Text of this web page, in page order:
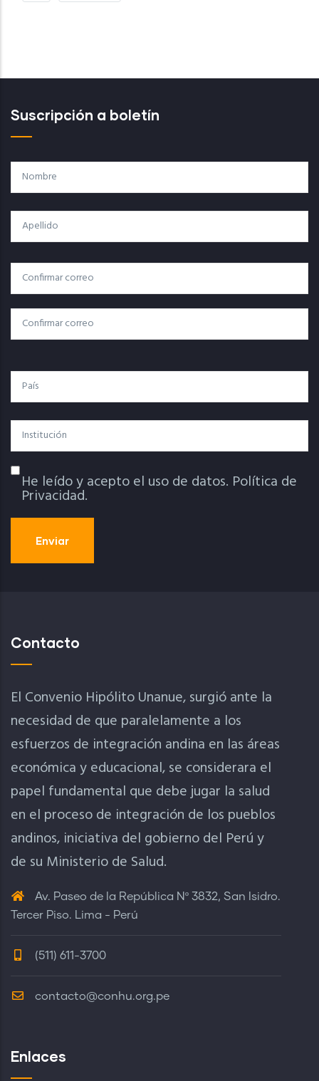
Suscripción a boletín
Nombre
Apellido
Correo
Electrónico
Correo Electrónico
Confirmar Correo
País
Institución
Política De Privacidad
He leído y acepto el uso de datos. Política de
Privacidad.
Contacto
El Convenio Hipólito Unanue, surgió ante la
necesidad de que paralelamente a los
esfuerzos de integración andina en las áreas
económica y educacional, se considerara el
papel fundamental que debe jugar la salud
en el proceso de integración de los pueblos
andinos, iniciativa del gobierno del Perú y
de su Ministerio de Salud.
Av. Paseo de la República Nº 3832, San Isidro.
Tercer Piso. Lima - Perú
(511) 611-3700
contacto@conhu.org.pe
Enlaces